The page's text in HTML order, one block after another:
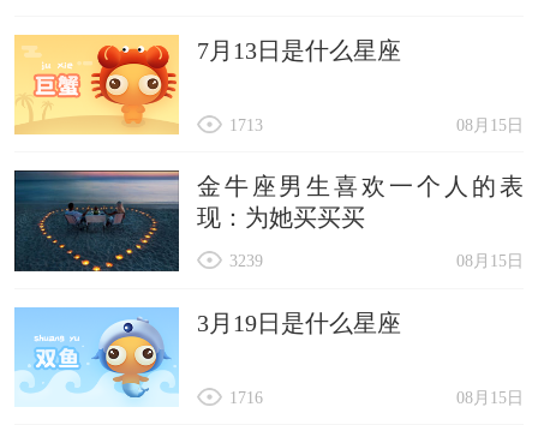
7月13日是什么星座
08月15日
1713
金牛座男生喜欢一个人的表
现：为她买买买
08月15日
3239
3月19日是什么星座
08月15日
1716